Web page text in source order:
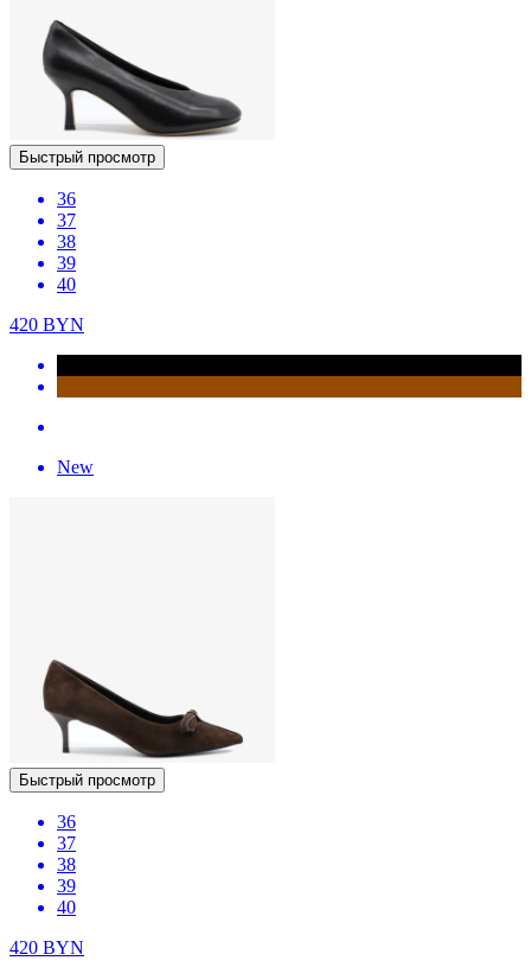
Быстрый просмотр
36
37
38
39
40
420 BYN
New
Быстрый просмотр
36
37
38
39
40
420 BYN